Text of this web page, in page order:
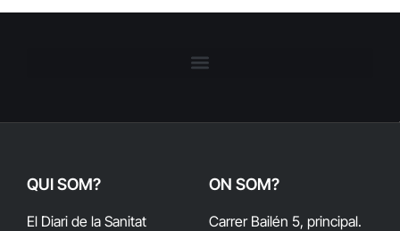
QUI SOM?
El Diari de la Sanitat
ON SOM?
Carrer Bailén 5, principal.